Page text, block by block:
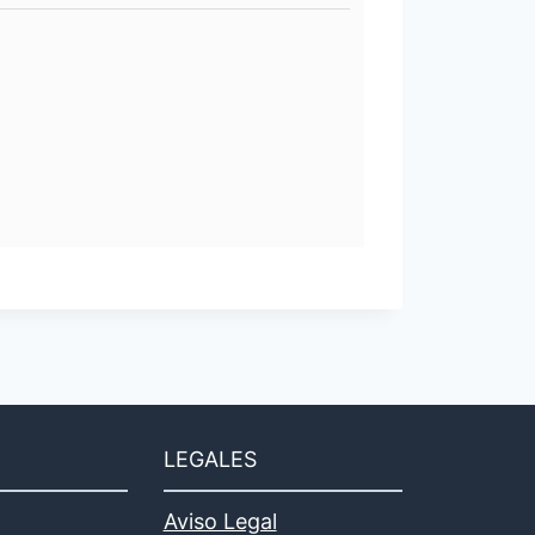
LEGALES
Aviso Legal